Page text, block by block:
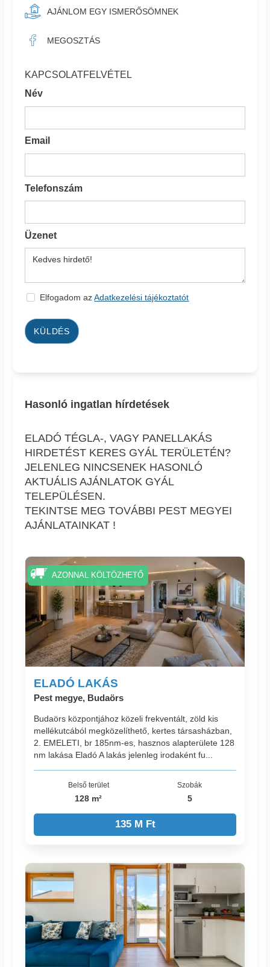
AJÁNLOM EGY ISMERŐSÖMNEK
MEGOSZTÁS
KAPCSOLATFELVÉTEL
Név
Email
Telefonszám
Üzenet
Elfogadom azAdatkezelési tájékoztatót
KÜLDÉS
Hasonló ingatlan hírdetések
ELADÓ TÉGLA-, VAGY PANELLAKÁS
HIRDETÉST KERES GYÁL TERÜLETÉN?
JELENLEG NINCSENEK HASONLÓ
AKTUÁLIS AJÁNLATOK GYÁL
TELEPÜLÉSEN.
TEKINTSE MEG TOVÁBBI PEST MEGYEI
AJÁNLATAINKAT !
ELADÓ LAKÁS
Pest megye, Budaörs
Budaörs központjához közeli frekventált, zöld kis
mellékutcából megközelíthető, kertes társasházban,
2. EMELETI, br 185nm-es, hasznos alapterülete 128
nm lakása Eladó A lakás jelenleg irodaként fu...
Belső terület
128 m²
Szobák
5
135 M Ft
AZONNAL KÖLTÖZHETŐ